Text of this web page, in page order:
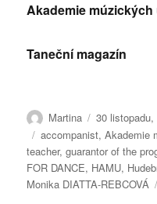
Akademie múzických
Taneční magazín
Autor:
Martina Publikováno:
30 listopadu,
Štítky:
accompanist,Akademie
teacher,guarantor of the
FOR DANCE, HAMU,
Monika DIATTA-REBCOVÁ